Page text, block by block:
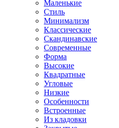
Маленькие
Стиль
Минимализм
Классические
Скандинавские
Современные
Форма
Высокие
Квадратные
Угловые
Низкие
Особенности
Встроенные
Из кладовки